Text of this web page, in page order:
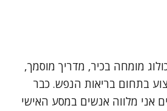
מומחה בכיר, מדריך מוסמך,
בתחום בריאות הנפש. כבר
אני מלווה אנשים במסע האישי